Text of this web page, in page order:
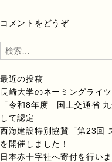
コメントをどうぞ
検
索:
最近の投稿
長崎大学のネーミングライ
「令和8年度 国土交通省
して認定
西海建設特別協賛「第23回
を開催しました！
日本赤十字社へ寄付を行いま